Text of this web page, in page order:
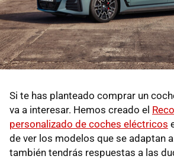
Si te has planteado comprar un
va a interesar. Hemos creado el
personalizado de coches eléctricos
de ver los modelos que se adaptan
también tendrás respuestas a las